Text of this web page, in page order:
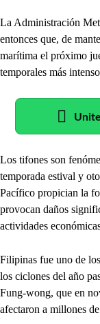
La Administración
entonces que, de
marítima el próximo
temporales más
Los tifones son
temporada estival y
Pacífico propician la
provocan daños
actividades
Filipinas fue uno de
los ciclones del año
Fung-wong, que en
afectaron a millones